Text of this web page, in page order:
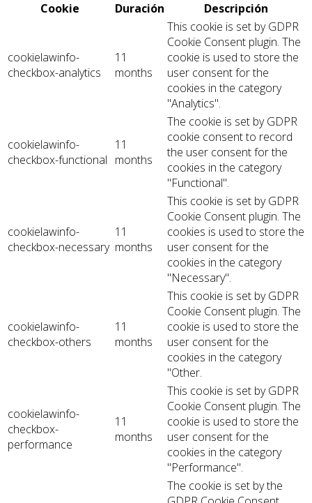
Cookie
Duración Descripción
cookielawinfo-
checkbox-analytics
11
months
This cookie is set by GDPR
Cookie Consent plugin. The
cookie is used to store the
user consent for the
cookies in the category
"Analytics".
cookielawinfo-
checkbox-functional
11
months
The cookie is set by GDPR
cookie consent to record
the user consent for the
cookies in the category
"Functional".
cookielawinfo-
checkbox-necessary
11
months
This cookie is set by GDPR
Cookie Consent plugin. The
cookies is used to store the
user consent for the
cookies in the category
"Necessary".
cookielawinfo-
checkbox-others
11
months
This cookie is set by GDPR
Cookie Consent plugin. The
cookie is used to store the
user consent for the
cookies in the category
"Other.
cookielawinfo-
checkbox-
performance
11
months
This cookie is set by GDPR
Cookie Consent plugin. The
cookie is used to store the
user consent for the
cookies in the category
"Performance".
The cookie is set by the